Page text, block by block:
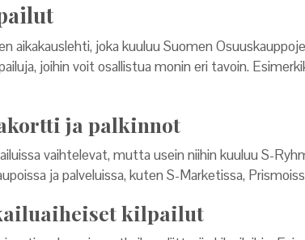
aikakauslehti, joka kuuluu Suomen
joihin voit osallistua monin eri tavoin.
ja palkinnot
vaihtelevat, mutta usein niihin kuuluu S-
ja palveluissa, kuten S-Marketissa,
kilpailut